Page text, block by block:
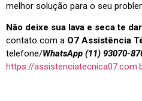
melhor solução para o seu
Não deixe sua lava e seca te
contato com a O7 Assistência
telefone/WhatsApp (11) 93070-
https://